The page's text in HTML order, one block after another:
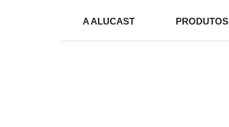
A ALUCAST PRODUTOS